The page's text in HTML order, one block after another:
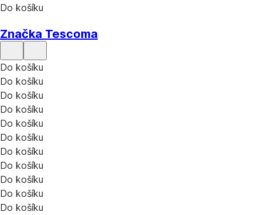
Do košíku
Značka Tescoma
Do košíku
Do košíku
Do košíku
Do košíku
Do košíku
Do košíku
Do košíku
Do košíku
Do košíku
Do košíku
Do košíku